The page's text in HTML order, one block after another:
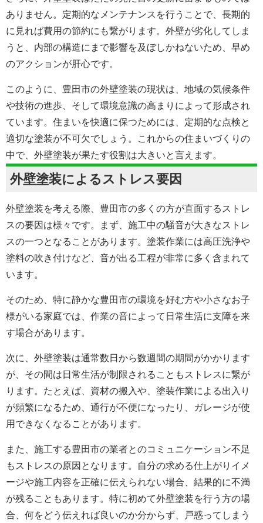
ありません。定期的なメンテナンスを行うことで、長期的
に見れば費用の節約にも繋がります。外壁が劣化してしま
うと、内部の構造にまで影響を及ぼしかねないため、早め
のアクションが肝心です。
このように、豊田市の外壁塗装の現状は、地域の気候条件
や技術の進歩、そして環境意識の高まりによって形成され
ています。住まいを快適に保つためには、定期的な点検と
適切な塗装が不可欠でしょう。これからの住まいづくりの
中で、外壁塗装が果たす役割は大きいと言えます。
外壁塗装によるストレス要因
外壁塗装を考える際、豊田市の多くの方が直面するストレ
スの要因は様々です。まず、施工中の騒音が大きなストレ
スの一つとなることがあります。塗装作業には高圧洗浄や
塗料の吹き付けなど、音が出る工程が非常に多く含まれて
います。
そのため、特に静かな豊田市の環境を好む方や小さなお子
様がいる家庭では、作業の音によって日常生活に支障を来
す場合があります。
次に、外壁塗装は通常数日から数週間の期間がかかります
が、その間は日常生活が制限されることもストレスに繋が
ります。たとえば、資材の搬入や、塗装作業による出入り
が頻繁になるため、通行が不便になったり、ガレージが使
用できなくなることがあります。
また、施工する豊田市の業者とのコミュニケーション不足
もストレスの原因となります。自分の求める仕上がりイメ
ージや施工内容を正確に伝えられない場合、結果的に不満
が残ることもあります。特に初めて外壁塗装を行う方の場
合、何をどう伝えれば良いのか分からず、戸惑ってしまう